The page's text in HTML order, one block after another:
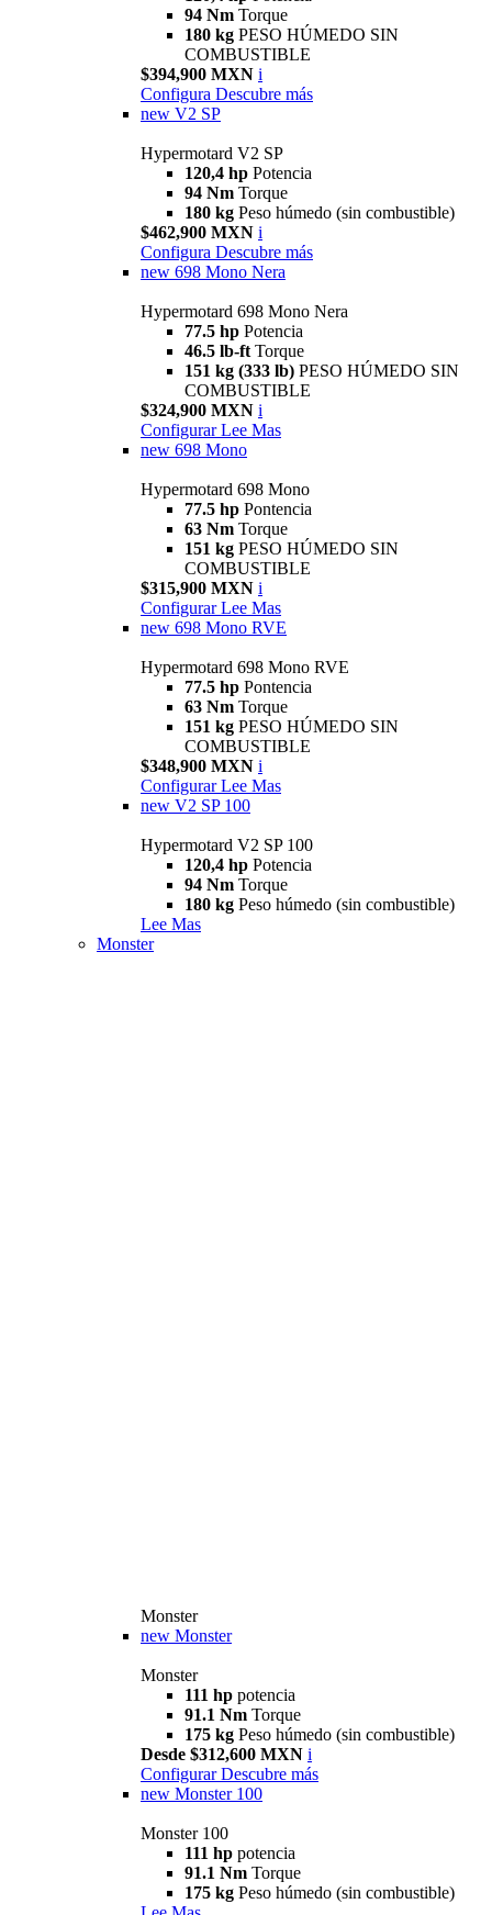
94 Nm Torque
180 kg PESO HÚMEDO SIN
COMBUSTIBLE
$394,900 MXN i
Configura Descubre más
new V2 SP
Hypermotard V2 SP
120,4 hp Potencia
94 Nm Torque
180 kg Peso húmedo (sin combustible)
$462,900 MXN i
Configura Descubre más
new 698 Mono Nera
Hypermotard 698 Mono Nera
77.5 hp Potencia
46.5 lb-ft Torque
151 kg (333 lb) PESO HÚMEDO SIN
COMBUSTIBLE
$324,900 MXN i
Configurar Lee Mas
new 698 Mono
Hypermotard 698 Mono
77.5 hp Pontencia
63 Nm Torque
151 kg PESO HÚMEDO SIN
COMBUSTIBLE
$315,900 MXN i
Configurar Lee Mas
new 698 Mono RVE
Hypermotard 698 Mono RVE
77.5 hp Pontencia
63 Nm Torque
151 kg PESO HÚMEDO SIN
COMBUSTIBLE
$348,900 MXN i
Configurar Lee Mas
new V2 SP 100
Hypermotard V2 SP 100
120,4 hp Potencia
94 Nm Torque
180 kg Peso húmedo (sin combustible)
Lee Mas
Monster
Monster
new Monster
Monster
111 hp potencia
91.1 Nm Torque
175 kg Peso húmedo (sin combustible)
Desde $312,600 MXN i
Configurar Descubre más
new Monster 100
Monster 100
111 hp potencia
91.1 Nm Torque
175 kg Peso húmedo (sin combustible)